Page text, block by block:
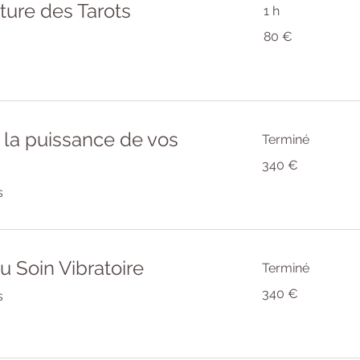
des Tarots 1 h
euros
80 €
puissance de vos Terminé
euros
340 €
Soin Vibratoire Terminé
euros
340 €